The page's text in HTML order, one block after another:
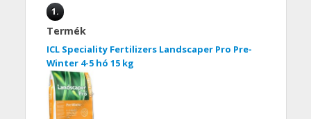
1.
Termék
ICL Speciality Fertilizers Landscaper Pro Pre-
Winter 4-5 hó 15 kg